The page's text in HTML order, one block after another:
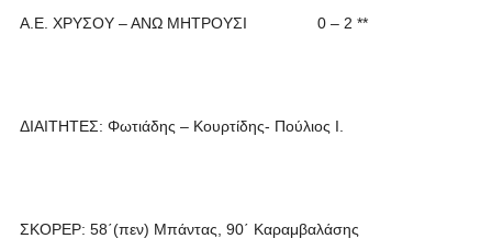
Α.Ε. ΧΡΥΣΟΥ – ΑΝΩ ΜΗΤΡΟΥΣΙ 0 – 2 **
ΔΙΑΙΤΗΤΕΣ: Φωτιάδης – Κουρτίδης- Πούλιος Ι.
ΣΚΟΡΕΡ: 58΄(πεν) Μπάντας, 90΄ Καραμβαλάσης